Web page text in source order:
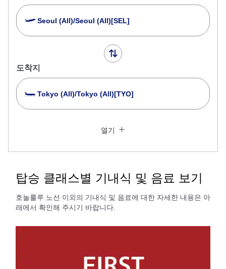
Seoul (All)/Seoul (All)[SEL]
도착지
Tokyo (All)/Tokyo (All)[TYO]
운임 타입 지정하지 않음
출국 출발일 및 시간대
열기
탑승 클래스별 기내식 및 음료 보기
호놀룰루 노선 이외의 기내식 및 음료에 대한 자세한 내용은 아
래에서 확인해 주시기 바랍니다.